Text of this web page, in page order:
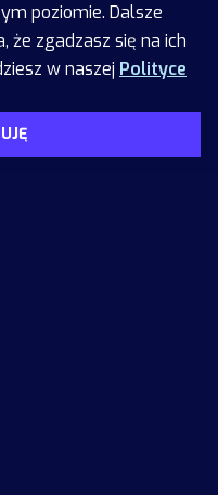
poziomie. Dalsze
że zgadzasz się na ich
w naszej Polityce